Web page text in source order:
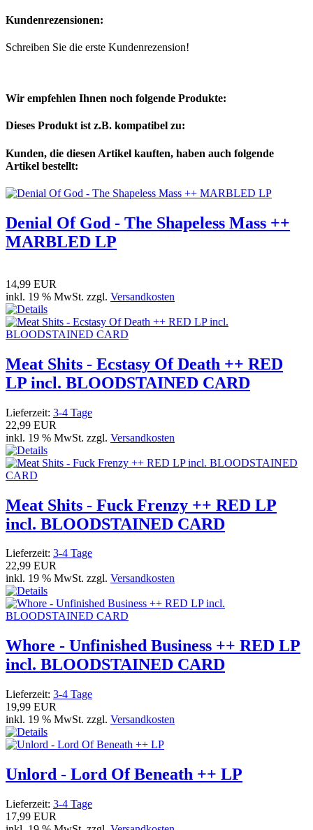
Kundenrezensionen:
Schreiben Sie die erste Kundenrezension!
Wir empfehlen Ihnen noch folgende Produkte:
Dieses Produkt ist z.B. kompatibel zu:
Kunden, die diesen Artikel kauften, haben auch folgende
Artikel bestellt:
Denial Of God - The Shapeless Mass ++
MARBLED LP
14,99 EUR
inkl. 19 % MwSt. zzgl. Versandkosten
Meat Shits - Ecstasy Of Death ++ RED
LP incl. BLOODSTAINED CARD
Lieferzeit: 3-4 Tage
22,99 EUR
inkl. 19 % MwSt. zzgl. Versandkosten
Meat Shits - Fuck Frenzy ++ RED LP
incl. BLOODSTAINED CARD
Lieferzeit: 3-4 Tage
22,99 EUR
inkl. 19 % MwSt. zzgl. Versandkosten
Whore - Unfinished Business ++ RED LP
incl. BLOODSTAINED CARD
Lieferzeit: 3-4 Tage
19,99 EUR
inkl. 19 % MwSt. zzgl. Versandkosten
Unlord - Lord Of Beneath ++ LP
Lieferzeit: 3-4 Tage
17,99 EUR